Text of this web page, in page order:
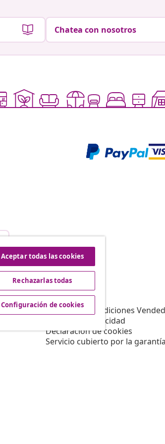
Chatea con nosotros
vidaXL
Sobre vidaXL
Términos y Condiciones
Política de privacidad
Declaración de cookies
Servicio cubierto por la garantía
Aceptar todas las cookies
Rechazarlas todas
Configuración de cookies